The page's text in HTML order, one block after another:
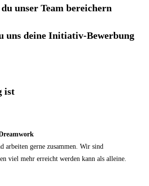
unser Team bereichern
uns deine Initiativ-Bewerbung
ist​
arbeiten gerne zusammen. Wir sind
viel mehr erreicht werden kann als alleine.